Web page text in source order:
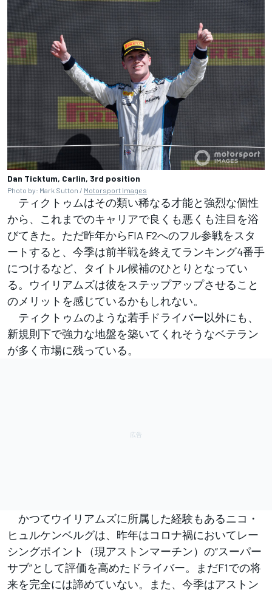
Dan Ticktum, Carlin, 3rd position
Photo by: Mark Sutton / Motorsport Images
ティクトゥムはその類い稀なる才能と強烈な個性
から、これまでのキャリアで良くも悪くも注目を浴
びてきた。ただ昨年からFIA F2へのフル参戦をスタ
ートすると、今季は前半戦を終えてランキング4番手
につけるなど、タイトル候補のひとりとなってい
る。ウイリアムズは彼をステップアップさせること
のメリットを感じているかもしれない。
ティクトゥムのような若手ドライバー以外にも、
新規則下で強力な地盤を築いてくれそうなベテラン
が多く市場に残っている。
かつてウイリアムズに所属した経験もあるニコ・
ヒュルケンベルグは、昨年はコロナ禍においてレー
シングポイント（現アストンマーチン）の“スーパー
サブ”として評価を高めたドライバー。まだF1での将
来を完全には諦めていない。また、今季はアストン